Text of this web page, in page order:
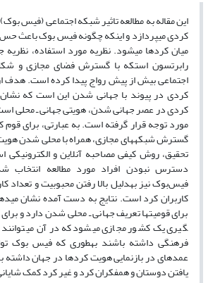
این مقاله به مطالعه تاثیر شبکه اجتماعی (فیس
کردی می­پردازد و این­که چگونه فیس بوک باعث
میان کردها می­شود. نظریه مورد استفاده،
رابرتسون استکه با گسترش فضای مجازی و
اجتماعی بیش از پیش رواج پیدا کرده است. هدف
کردی در پیوند با جهانی شدن این است که
کردی در عصر جهانی شدن، هویتی جهانی ـ محلی
مورد توجه قرار گرفته است. به عبارتی، برای
گسترش شبکه­های مجازی، همراه با محلی شدن
تحقیق، روش کیفی مصاحبه آنلاین و
دسترس نبودن افراد مورد مطالعه انتخاب
فیس‌بوک نیز به­دلیل بالا رفتن محبوبیت و تعداد
کاربران کرد است. نتایج به­ دست آمده نشان
گیری یک کشور مجازی می­شود که در آن
فرهنگی داشته باشند به­طوری که فیس بوک
عمده­ای در بازنمایی هویت کردها در جهان داشته
یافتن دوستان و هم­فکران کرد و غیر کرد کمک